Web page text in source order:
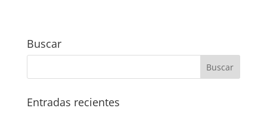
Buscar
Entradas recientes